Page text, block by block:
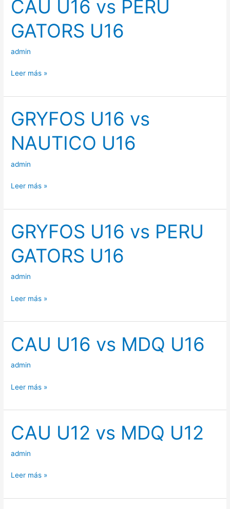
CAU U16 vs PERU
GATORS U16
admin
U16
vs
PERU
GATORS
Leer más »
GRYFOS U16 vs
NAUTICO U16
admin
GRYFOS
U16
vs
NAUTICO
U16
Leer más »
GRYFOS U16 vs PERU
GATORS U16
admin
GRYFOS
U16
vs
PERU
GATORS
Leer más »
CAU U16 vs MDQ U16
admin
CAU
U16
vs
U16
Leer más »
CAU U12 vs MDQ U12
admin
CAU
U12
vs
U12
Leer más »